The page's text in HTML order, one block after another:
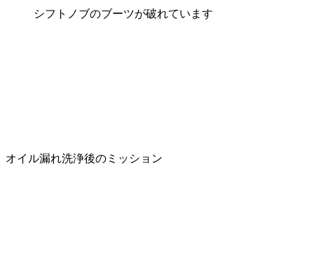
シフトノブのブーツが破れています
オイル漏れ洗浄後のミッション